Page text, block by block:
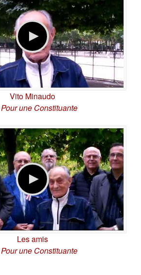
Vito Minaudo
Pour une Constituante
Les amis
Pour une Constituante